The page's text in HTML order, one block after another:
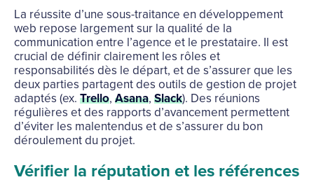
La réussite d’une sous-traitance en développement
web repose largement sur la qualité de la
communication entre l’agence et le prestataire. Il est
crucial de définir clairement les rôles et
responsabilités dès le départ, et de s’assurer que les
deux parties partagent des outils de gestion de projet
adaptés (ex. Trello, Asana, Slack). Des réunions
régulières et des rapports d’avancement permettent
d’éviter les malentendus et de s’assurer du bon
déroulement du projet.
Vérifier la réputation et les références